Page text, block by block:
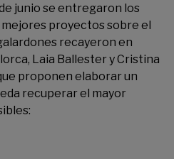
junio se entregaron los
mejores proyectos sobre el
recayeron en
Laia Ballester y Cristina
proponen elaborar un
recuperar el mayor